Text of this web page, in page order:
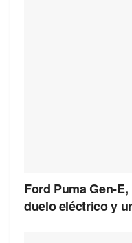
Ford Puma Gen-
duelo eléctrico y